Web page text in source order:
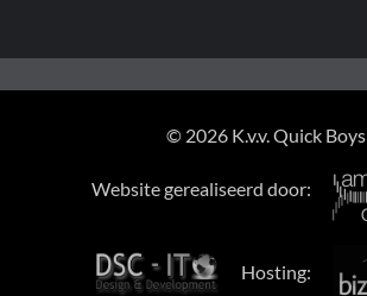
© 2026 K.v.v. Quick Boys
Website gerealiseerd door:
Hosting: